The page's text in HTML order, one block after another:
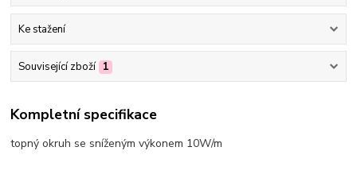
Ke stažení
Související zboží 1
Kompletní specifikace
topný okruh se sníženým výkonem 10W/m